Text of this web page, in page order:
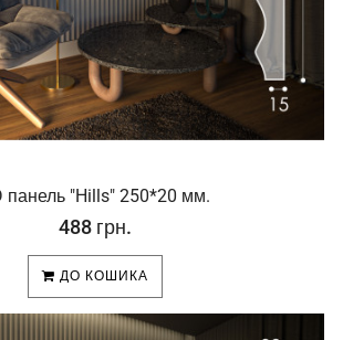
панель "Hills" 250*20 мм.
488 грн.
ДО КОШИКА